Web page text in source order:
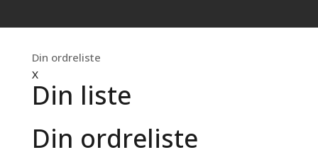
Din ordreliste
X
Din liste
Din ordreliste